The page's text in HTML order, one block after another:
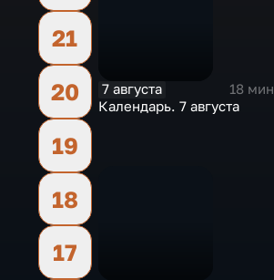
21
20
19
18
17
7 августа
18 мин
Календарь. 7 августа